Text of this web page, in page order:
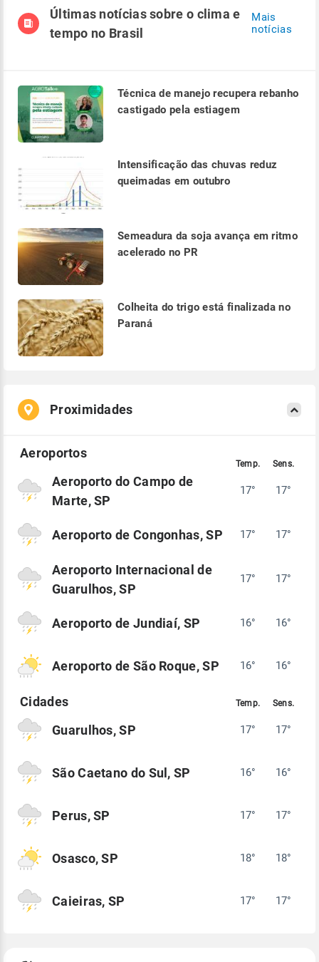
Últimas notícias sobre o clima e
tempo no Brasil
Mais
notícias
Técnica de manejo recupera rebanho
castigado pela estiagem
Intensificação das chuvas reduz
queimadas em outubro
Semeadura da soja avança em ritmo
acelerado no PR
Colheita do trigo está finalizada no
Paraná
Proximidades
Aeroporto do Campo de
Marte, SP
17° 17°
Aeroporto de Congonhas, SP 17° 17°
Aeroporto Internacional de
Guarulhos, SP
17° 17°
Aeroporto de Jundiaí, SP 16° 16°
Aeroporto de São Roque, SP 16° 16°
Guarulhos, SP 17° 17°
São Caetano do Sul, SP 16° 16°
Perus, SP 17° 17°
Osasco, SP 18° 18°
Caieiras, SP 17° 17°